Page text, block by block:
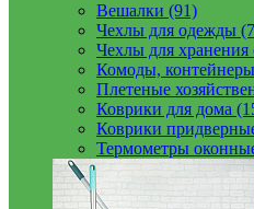
Вешалки (91)
Чехлы для одежды
Чехлы для хранения
Комоды,
Плетеные
Коврики для дома
Коврики
Термометры